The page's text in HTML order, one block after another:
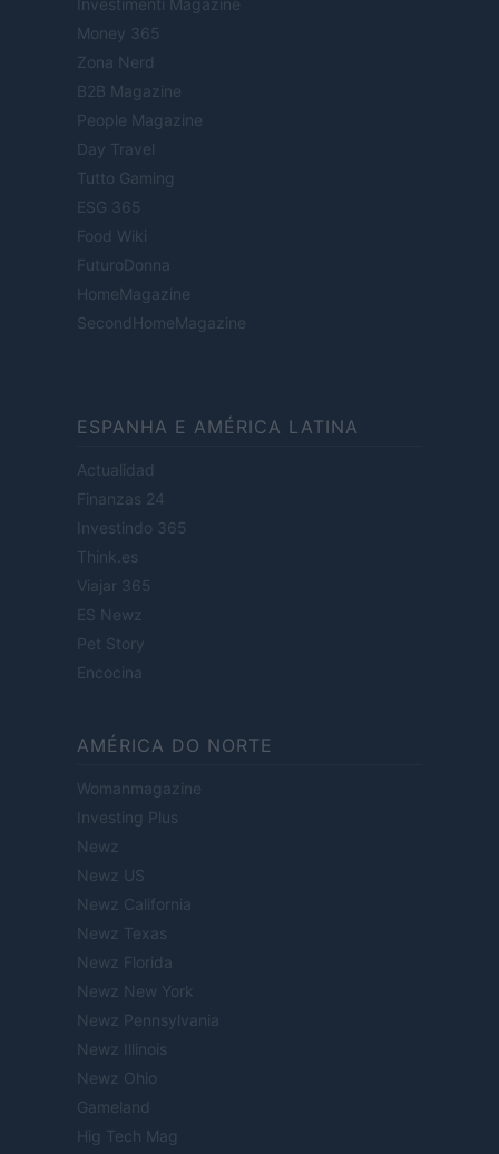
Investimenti Magazine
Money 365
Zona Nerd
B2B Magazine
People Magazine
Day Travel
Tutto Gaming
ESG 365
Food Wiki
FuturoDonna
HomeMagazine
SecondHomeMagazine
ESPANHA E AMÉRICA LATINA
Actualidad
Finanzas 24
Investindo 365
Think.es
Viajar 365
ES Newz
Pet Story
Encocina
AMÉRICA DO NORTE
Womanmagazine
Investing Plus
Newz
Newz US
Newz California
Newz Texas
Newz Florida
Newz New York
Newz Pennsylvania
Newz Illinois
Newz Ohio
Gameland
Hig Tech Mag